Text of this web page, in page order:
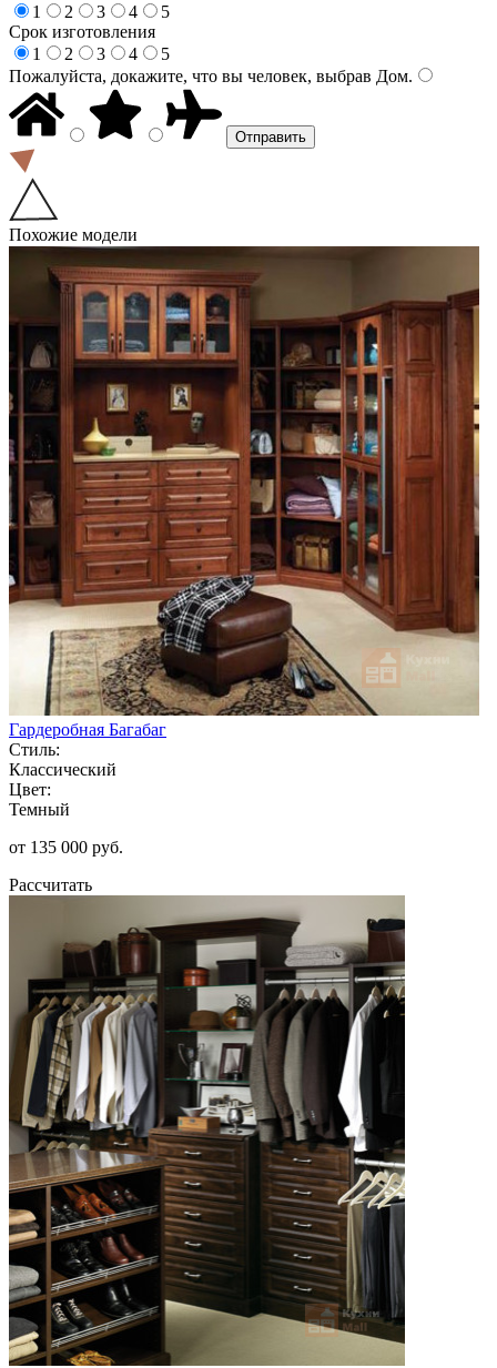
1
2 3 4
5
Срок изготовления
1
2 3 4
5
Пожалуйста, докажите, что вы человек, выбрав Дом.
Похожие модели
Гардеробная Багабаг
Стиль:
Классический
Цвет:
Темный
от 135 000 руб.
Рассчитать